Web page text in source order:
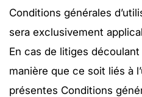
Conditions générales
sera exclusivement
En cas de litiges
manière que ce soit liés à
présentes Conditions